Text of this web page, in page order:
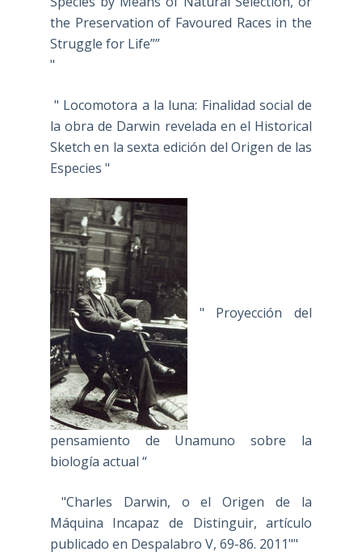
the Preservation of Favoured Races in the
Struggle for Life””
"
" Locomotora a la luna: Finalidad social de
la obra de Darwin revelada en el Historical
Sketch en la sexta edición del Origen de las
Especies "
" Proyección del
pensamiento de Unamuno sobre la
biología actual “
"Charles Darwin, o el Origen de la
Máquina Incapaz de Distinguir, artículo
publicado en Despalabro V, 69-86. 2011""